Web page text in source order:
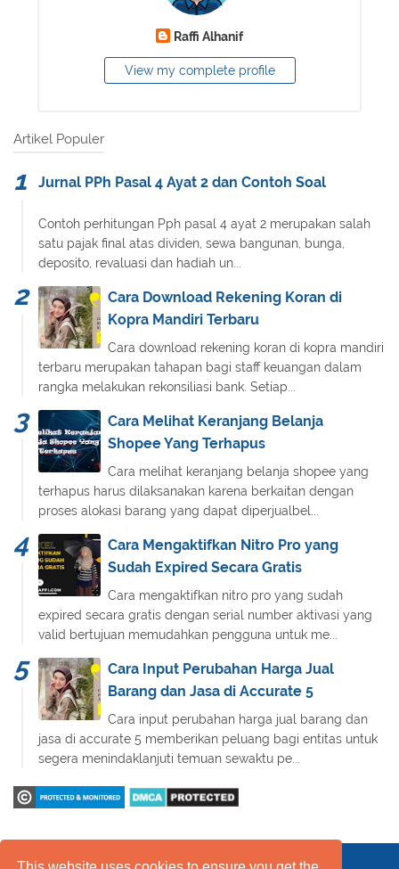
Raffi Alhanif
View my complete profile
Artikel Populer
Jurnal PPh Pasal 4 Ayat 2 dan Contoh Soal
Contoh perhitungan Pph pasal 4 ayat 2 merupakan salah
satu pajak final atas dividen, sewa bangunan, bunga,
deposito, revaluasi dan hadiah un...
Cara Download Rekening Koran di
Kopra Mandiri Terbaru
Cara download rekening koran di kopra mandiri
terbaru merupakan tahapan bagi staff keuangan dalam
rangka melakukan rekonsiliasi bank. Setiap...
Cara Melihat Keranjang Belanja
Shopee Yang Terhapus
Cara melihat keranjang belanja shopee yang
terhapus harus dilaksanakan karena berkaitan dengan
proses alokasi barang yang dapat diperjualbel...
Cara Mengaktifkan Nitro Pro yang
Sudah Expired Secara Gratis
Cara mengaktifkan nitro pro yang sudah
expired secara gratis dengan serial number aktivasi yang
valid bertujuan memudahkan pengguna untuk me...
Cara Input Perubahan Harga Jual
Barang dan Jasa di Accurate 5
Cara input perubahan harga jual barang dan
jasa di accurate 5 memberikan peluang bagi entitas untuk
segera menindaklanjuti temuan sewaktu pe...